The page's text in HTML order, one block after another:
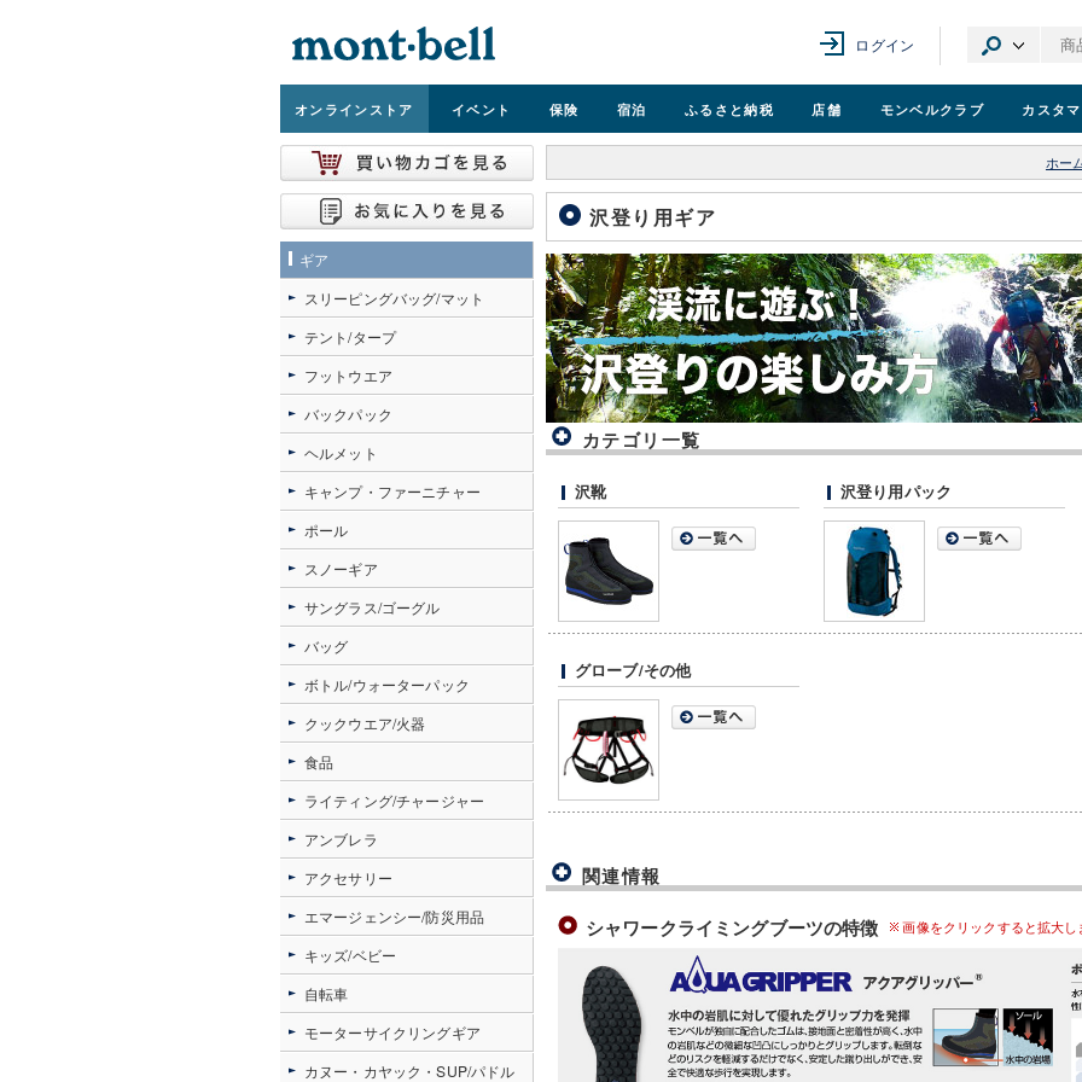
ログイン
オンラインストア イベント 保険 宿泊 ふるさと納税 店舗 モンベルクラブ カスタ
ホー
沢登り用ギア
カテゴリ一覧
沢靴 沢登り用パック
グローブ/その他
関連情報
シャワークライミングブーツの特徴 画像をクリックすると拡大し
ギア
スリーピングバッグ/マット
テント/タープ
フットウエア
バックパック
ヘルメット
キャンプ・ファーニチャー
ポール
スノーギア
サングラス/ゴーグル
バッグ
ボトル/ウォーターパック
クックウエア/火器
食品
ライティング/チャージャー
アンブレラ
アクセサリー
エマージェンシー/防災用品
キッズ/ベビー
自転車
モーターサイクリングギア
カヌー・カヤック・SUP/パドル